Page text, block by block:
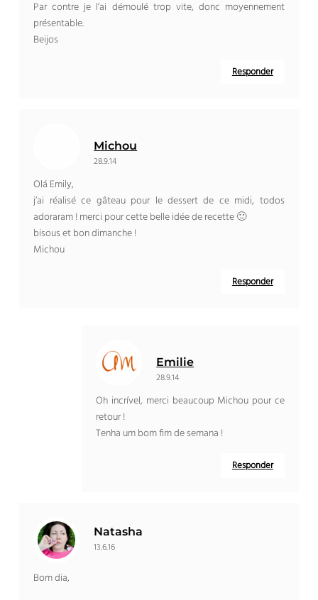
Par contre je l’ai démoulé trop vite, donc moyennement
présentable.
Beijos
Responder
Michou
28.9.14
Olá Emily,
j’ai réalisé ce gâteau pour le dessert de ce midi, todos
adoraram !merci pour cette belle idée de recette 🙂
bisous et bon dimanche!
Michou
Responder
Emilie
28.9.14
Oh incrível, merci beaucoup Michou pour ce
retour!
Tenha um bom fim de semana !
Responder
Natasha
13.6.16
Bom dia,